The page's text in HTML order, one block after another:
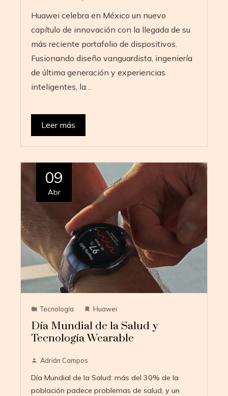
Huawei celebra en México un nuevo
capítulo de innovación con la llegada de su
más reciente portafolio de dispositivos.
Fusionando diseño vanguardista, ingeniería
de última generación y experiencias
inteligentes, la…
Leer más
09
Abr
Tecnología Huawei
Día Mundial de la Salud y
Tecnología Wearable
Adrián Campos
Día Mundial de la Salud: más del 30% de la
población padece problemas de salud, y un